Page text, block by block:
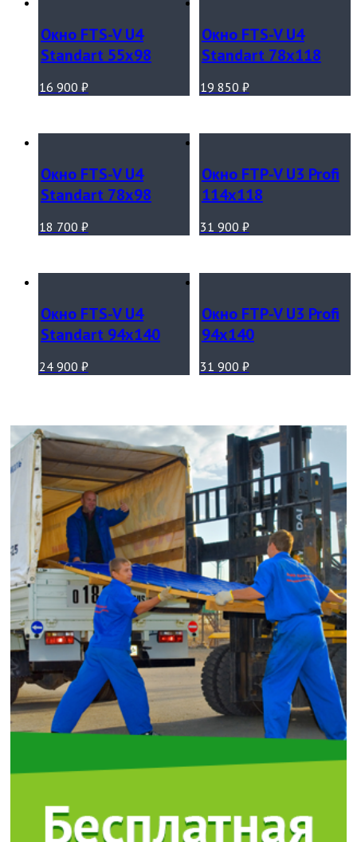
Окно FTS-V U4
Standart 55х98
16 900 ₽
Окно FTS-V U4
Standart 78х118
19 850 ₽
Окно FTS-V U4
Standart 78х98
18 700 ₽
Окно FTP-V U3 Profi
114х118
31 900 ₽
Окно FTS-V U4
Standart 94х140
24 900 ₽
Окно FTP-V U3 Profi
94х140
31 900 ₽